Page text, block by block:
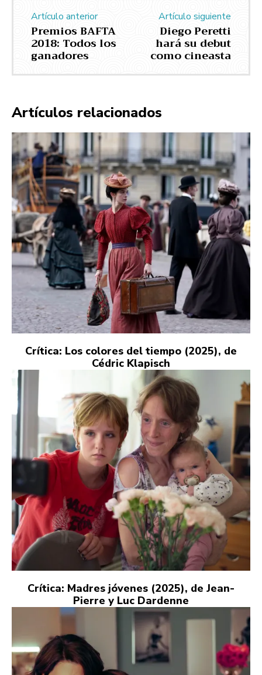
Artículo anterior
Premios BAFTA
2018: Todos los
ganadores
Artículo siguiente
Diego Peretti
hará su debut
como cineasta
Artículos relacionados
Crítica: Los colores del tiempo (2025), de
Cédric Klapisch
Crítica: Madres jóvenes (2025), de Jean-
Pierre y Luc Dardenne